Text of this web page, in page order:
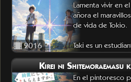
2016
Lamenta vivir en
añora el
de vida de Tokio.
Taki es un
secundaria que
centro de Tokio.
tiempo
Kirei ni Shitemoraemasu
En el pintoresco